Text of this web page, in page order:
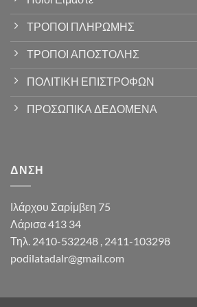
ΤΡΟΠΟΙ ΠΛΗΡΩΜΗΣ
ΤΡΟΠΟΙ ΑΠΟΣΤΟΛΗΣ
ΠΟΛΙΤΙΚΗ ΕΠΙΣΤΡΟΦΩΝ
ΠΡΟΣΩΠΙΚΑ ΔΕΔΟΜΕΝΑ
ΔΝΣΗ
Ιλάρχου Σαρίμβεη 75
Λάρισα 413 34
Τηλ. 2410-532248 , 2411-103298
podilatadalr@gmail.com